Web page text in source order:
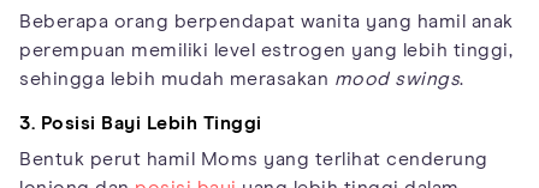
Beberapa orang berpendapat wanita yang hamil anak
perempuan memiliki level estrogen yang lebih tinggi,
sehingga lebih mudah merasakan mood swings.
3. Posisi Bayi Lebih Tinggi
Bentuk perut hamil Moms yang terlihat cenderung